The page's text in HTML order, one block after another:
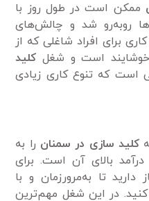
ممکن است در طول روز با
روبه‌رو شد و چالش‌های
برای افراد شاغلی که از
خوشایند است و شغل کلید
است که تنوع کاری زیادی
کلید سازی در سمنان را به
بالای آن است. برای
تا به‌مرورزمان و با
کنید. در این شغل مهم‌ترین